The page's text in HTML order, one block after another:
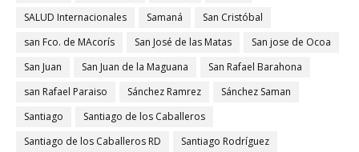
SALUD Internacionales
Samaná
San Cristóbal
san Fco. de MAcorís
San José de las Matas
San jose de Ocoa
San Juan
San Juan de la Maguana
San Rafael Barahona
san Rafael Paraiso
Sánchez Ramrez
Sánchez Saman
Santiago
Santiago de los Caballeros
Santiago de los Caballeros RD
Santiago Rodríguez